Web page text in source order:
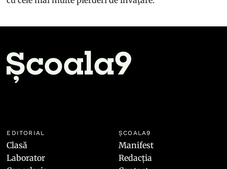
EDITORIAL
Clasă
Laborator
ȘCOALA9
Manifest
Redacția